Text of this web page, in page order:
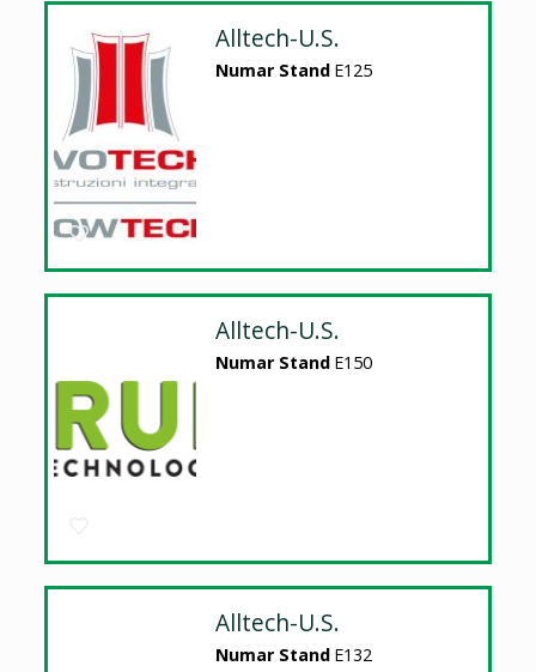
Alltech-U.S.
Numar Stand E125
Alltech-U.S.
Numar Stand E150
Alltech-U.S.
Numar Stand E132